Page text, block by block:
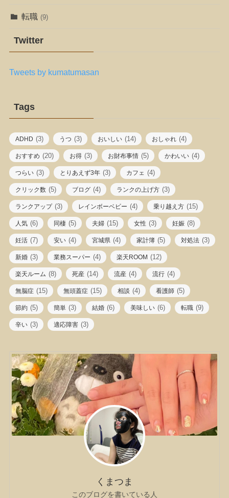
転職 (9)
Twitter
Tweets by kumatumasan
Tags
ADHD (3) うつ (3) おいしい (14) おしゃれ (4)
おすすめ (20) お得 (3) お財布事情 (5) かわいい (4)
つらい (3) とりあえず3年 (3) カフェ (4)
クリック数 (5) ブログ (4) ランクの上げ方 (3)
ランクアップ(3) レインボーベビー (4) 乗り越え方 (15)
人気 (6) 同棲 (5) 夫婦 (15) 女性 (3) 妊娠 (8)
妊活 (7) 安い (4) 宮城県 (4) 家計簿 (5) 対処法 (3)
新婚 (3) 業務スーパー (4) 楽天ROOM (12)
楽天ルーム (8) 死産 (14) 流産 (4) 流行 (4)
無脳症 (15) 無頭蓋症 (15) 相談 (4) 看護師 (5)
節約 (5) 簡単 (3) 結婚 (6) 美味しい (6) 転職 (9)
辛い (3) 適応障害 (3)
くまつま
このブログを書いている人